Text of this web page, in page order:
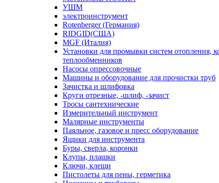
УШМ
электроинструмент
Rotenberger (Германия)
RIDGID(США)
MGF (Италия)
Установки для промывки систем отопления,
теплообменников
Насосы опрессовочные
Машины и оборудование для прочистки труб
Зачистка и шлифовка
Круги отрезные, -шлиф, -зачист
Тросы сантехнические
Измерительный инструмент
Малярные инструменты
Паяльное, газовое и пресс оборудование
Ящики для инструмента
Буры, сверла, коронки
Клупы, плашки
Ключи, клещи
Пистолеты для пены, герметика